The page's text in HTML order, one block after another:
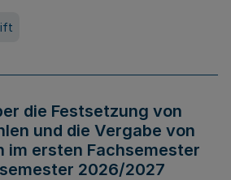
die Festsetzung von
und die Vergabe von
im ersten Fachsemester
2026/2027